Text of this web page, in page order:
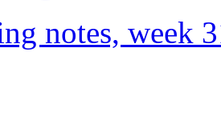
notes, week